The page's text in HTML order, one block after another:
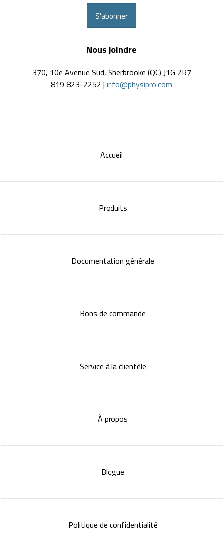
S'abonner
Nous joindre
370, 10e Avenue Sud, Sherbrooke (QC) J1G 2R7
819 823-2252 | info@physipro.com
Accueil
Produits
Documentation générale
Bons de commande
Service à la clientèle
À propos
Blogue
Politique de confidentialité